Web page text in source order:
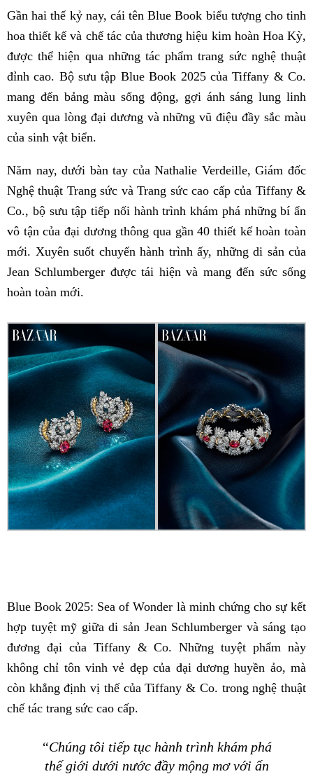
Gần hai thế kỷ nay, cái tên Blue Book biểu tượng cho tinh
hoa thiết kế và chế tác của thương hiệu kim hoàn Hoa Kỳ,
được thể hiện qua những tác phẩm trang sức nghệ thuật
đỉnh cao. Bộ sưu tập Blue Book 2025 của Tiffany & Co.
mang đến bảng màu sống động, gợi ánh sáng lung linh
xuyên qua lòng đại dương và những vũ điệu đầy sắc màu
của sinh vật biển.
Năm nay, dưới bàn tay của Nathalie Verdeille, Giám đốc
Nghệ thuật Trang sức và Trang sức cao cấp của Tiffany &
Co., bộ sưu tập tiếp nối hành trình khám phá những bí ẩn
vô tận của đại dương thông qua gần 40 thiết kế hoàn toàn
mới. Xuyên suốt chuyến hành trình ấy, những di sản của
Jean Schlumberger được tái hiện và mang đến sức sống
hoàn toàn mới.
Blue Book 2025: Sea of Wonder là minh chứng cho sự kết
hợp tuyệt mỹ giữa di sản Jean Schlumberger và sáng tạo
đương đại của Tiffany & Co. Những tuyệt phẩm này
không chỉ tôn vinh vẻ đẹp của đại dương huyền ảo, mà
còn khẳng định vị thế của Tiffany & Co. trong nghệ thuật
chế tác trang sức cao cấp.
“Chúng tôi tiếp tục hành trình khám phá
thế giới dưới nước đầy mộng mơ với ấn